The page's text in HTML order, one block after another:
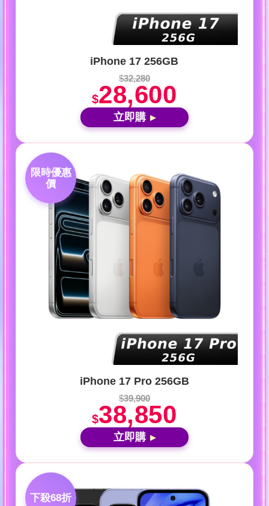
iPhone 17 256GB
$32,280
$28,600
立即購 ▶
限時優惠
價
iPhone 17 Pro 256GB
$39,900
$38,850
立即購 ▶
下殺68折